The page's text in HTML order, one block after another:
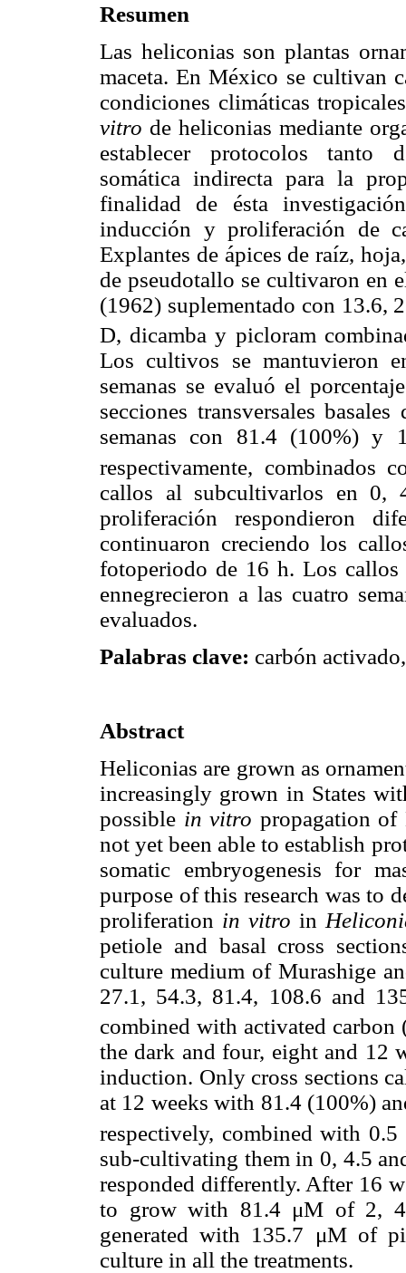
Resumen
Las heliconias son plantas
maceta. En México se cultivan
condiciones climáticas
vitro de heliconias mediante
establecer protocolos tanto
somática indirecta para la
finalidad de ésta
inducción y proliferación de
Explantes de ápices de raíz,
de pseudotallo se cultivaron en
(1962) suplementado con 13.6,
D, dicamba y picloram
Los cultivos se mantuvieron
semanas se evaluó el
secciones transversales
semanas con 81.4 (100%)
respectivamente, combinados
callos al subcultivarlos en
proliferación respondieron
continuaron creciendo los
fotoperiodo de 16 h. Los
ennegrecieron a las cuatro
evaluados.
Palabras clave: carbón
Abstract
Heliconias are grown as
increasingly grown in States
possible in vitro propagation of
not yet been able to establish
somatic embryogenesis for
purpose of this research was to
proliferation in vitro in
petiole and basal cross
culture medium of Murashige
27.1, 54.3, 81.4, 108.6 and
combined with activated carbon
the dark and four, eight and 12
induction. Only cross sections
at 12 weeks with 81.4 (100%)
respectively, combined with
sub-cultivating them in 0, 4.5
responded differently. After 16
to grow with 81.4 μM of 2,
generated with 135.7 μM of
culture in all the treatments.